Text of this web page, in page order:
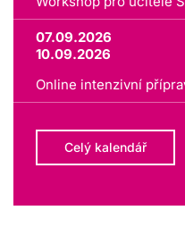
07.09.2026
10.09.2026
Online intenzivní
Celý kalendář